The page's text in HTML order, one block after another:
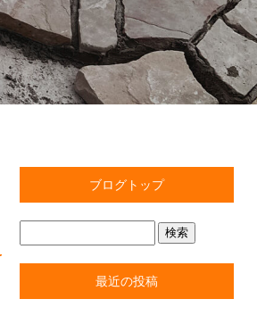
ブログトップ
最近の投稿